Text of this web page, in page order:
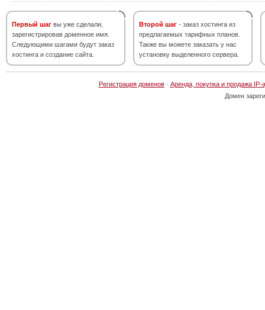
Первый шаг вы уже сделали,
зарегистрировав доменное имя.
Следующими шагами будут заказ
хостинга и создание сайта.
Второй шаг - заказ хостинга из
предлагаемых тарифных планов.
Также вы можете заказать у нас
установку выделенного сервера.
Регистрация доменов· Аренда, покупка и продажа IP-
Домен